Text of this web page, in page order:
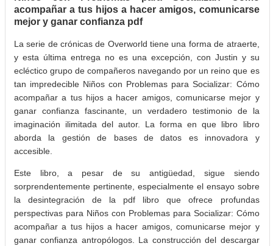
acompañar a tus hijos a hacer amigos, comunicarse
mejor y ganar confianza pdf
La serie de crónicas de Overworld tiene una forma de atraerte,
y esta última entrega no es una excepción, con Justin y su
ecléctico grupo de compañeros navegando por un reino que es
tan impredecible Niños con Problemas para Socializar: Cómo
acompañar a tus hijos a hacer amigos, comunicarse mejor y
ganar confianza fascinante, un verdadero testimonio de la
imaginación ilimitada del autor. La forma en que libro libro
aborda la gestión de bases de datos es innovadora y
accesible.
Este libro, a pesar de su antigüedad, sigue siendo
sorprendentemente pertinente, especialmente el ensayo sobre
la desintegración de la pdf libro que ofrece profundas
perspectivas para Niños con Problemas para Socializar: Cómo
acompañar a tus hijos a hacer amigos, comunicarse mejor y
ganar confianza antropólogos. La construcción del descargar